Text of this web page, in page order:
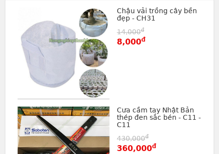
Chậu vải trồng cây bền
đẹp - CH31
14,000đ
8,000đ
Cưa cầm tay Nhật Bản
thép đen sắc bén - C11 -
C11
430,000đ
360,000đ